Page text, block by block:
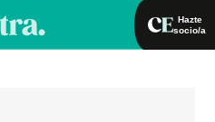
Hazte
socio/a